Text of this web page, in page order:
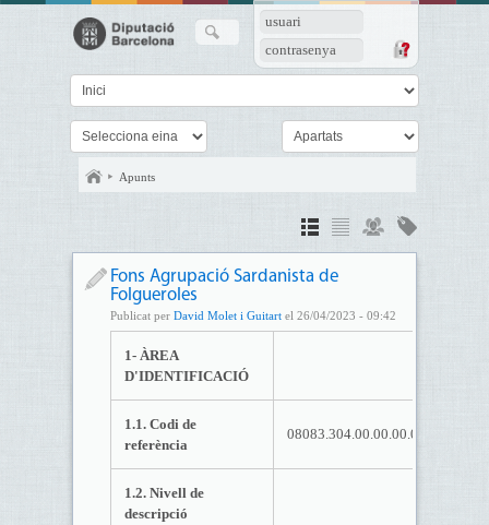
usuari
contrasenya
Apunts
Fons Agrupació Sardanista de
Folgueroles
Publicat per David Molet i Guitartel 26/04/2023 - 09:42
1- ÀREA
D'IDENTIFICACIÓ
1.1. Codi de
referència
08083.304.00.00.00.00.
1.2. Nivell de
descripció